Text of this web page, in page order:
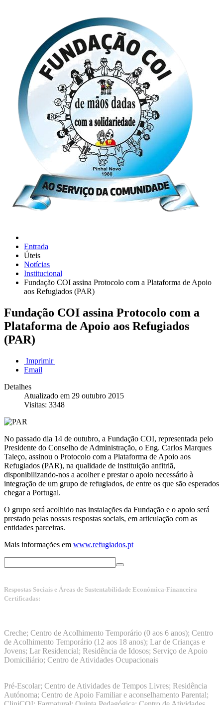
Entrada
Úteis
Notícias
Institucional
Fundação COI assina Protocolo com a Plataforma de Apoio
aos Refugiados (PAR)
Fundação COI assina Protocolo com a
Plataforma de Apoio aos Refugiados
(PAR)
Imprimir
Email
Detalhes
Atualizado em 29 outubro 2015
Visitas: 3348
No passado dia 14 de outubro, a Fundação COI, representada pelo
Presidente do Conselho de Administração, o Eng. Carlos Marques
Taleço, assinou o Protocolo com a Plataforma de Apoio aos
Refugiados (PAR), na qualidade de instituição anfitriã,
disponibilizando-nos a acolher e prestar o apoio necessário à
integração de um grupo de refugiados, de entre os que são esperados
chegar a Portugal.
O grupo será acolhido nas instalações da Fundação e o apoio será
prestado pelas nossas respostas sociais, em articulação com as
entidades parceiras.
Mais informações em www.refugiados.pt
Respostas Sociais e Áreas de Sustentabilidade Económica-Financeira
Certificadas:
Creche; Centro de Acolhimento Temporário (0 aos 6 anos); Centro
de Acolhimento Temporário (12 aos 18 anos); Lar de Crianças e
Jovens; Lar Residencial; Residência de Idosos; Serviço de Apoio
Domiciliário; Centro de Atividades Ocupacionais
Pré-Escolar; Centro de Atividades de Tempos Livres; Residência
Autónoma; Centro de Apoio Familiar e aconselhamento Parental;